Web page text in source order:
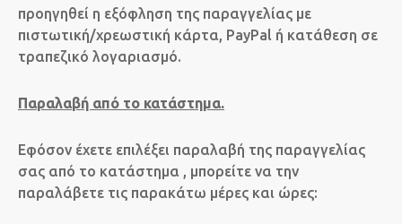
προηγηθεί η εξόφληση της παραγγελίας με
πιστωτική/χρεωστική κάρτα, PayPal ή κατάθεση σε
τραπεζικό λογαριασμό.
Παραλαβή από το κατάστημα.
Εφόσον έχετε επιλέξει παραλαβή της παραγγελίας
σας από το κατάστημα , μπορείτε να την
παραλάβετε τις παρακάτω μέρες και ώρες: